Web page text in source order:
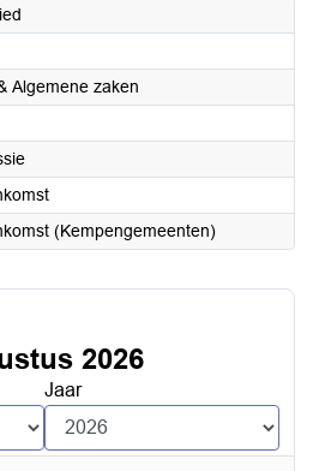
Algemene zaken
(Kempengemeenten)
2026
Jaar